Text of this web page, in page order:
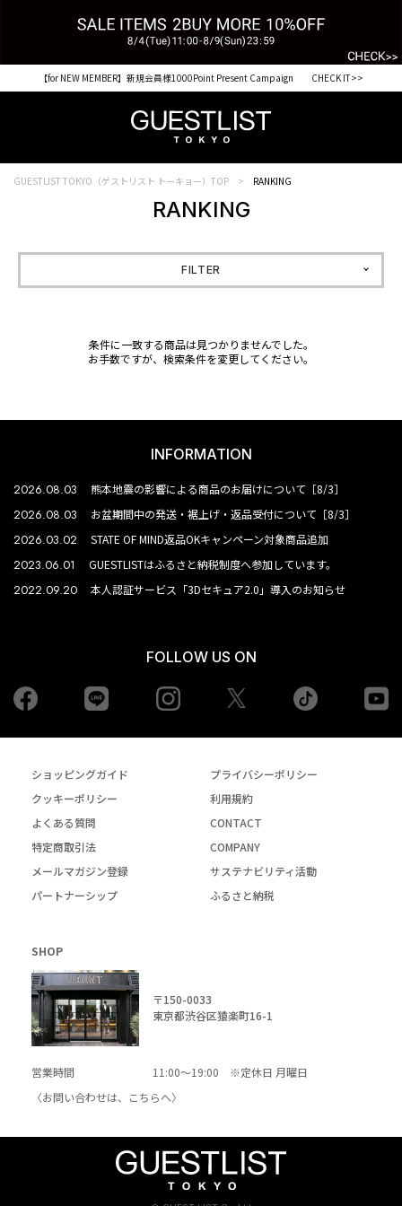
【for NEW MEMBER】新規会員様1000Point Present Campaign CHECK IT>>
GUESTLIST TOKYO（ゲストリスト トーキョー）TOP RANKING
RANKING
FILTER
条件に一致する商品は見つかりませんでした。
お手数ですが、検索条件を変更してください。
INFORMATION
2026.08.03 熊本地震の影響による商品のお届けについて［8/3］
2026.08.03 お盆期間中の発送・裾上げ・返品受付について［8/3］
2026.03.02 STATE OF MIND返品OKキャンペーン対象商品追加
2023.06.01 GUESTLISTはふるさと納税制度へ参加しています。
2022.09.20 本人認証サービス「3Dセキュア2.0」導入のお知らせ
FOLLOW US ON
Facebook Instagram tiktok
ショッピングガイド
プライバシーポリシー
クッキーポリシー
利用規約
よくある質問
CONTACT
特定商取引法
COMPANY
メールマガジン登録
サステナビリティ活動
パートナーシップ
ふるさと納税
SHOP
〒150-0033
東京都渋谷区猿楽町16-1
営業時間
11:00～19:00 ※定休日 月曜日
〈お問い合わせは、
こちらへ〉